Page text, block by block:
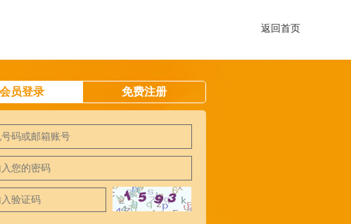
返回首页
会员登录 免费注册